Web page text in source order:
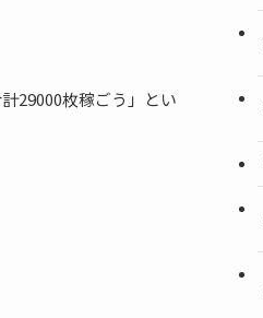
29000枚稼ごう」とい